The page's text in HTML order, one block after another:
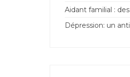
Aidant familial :
Dépression: un